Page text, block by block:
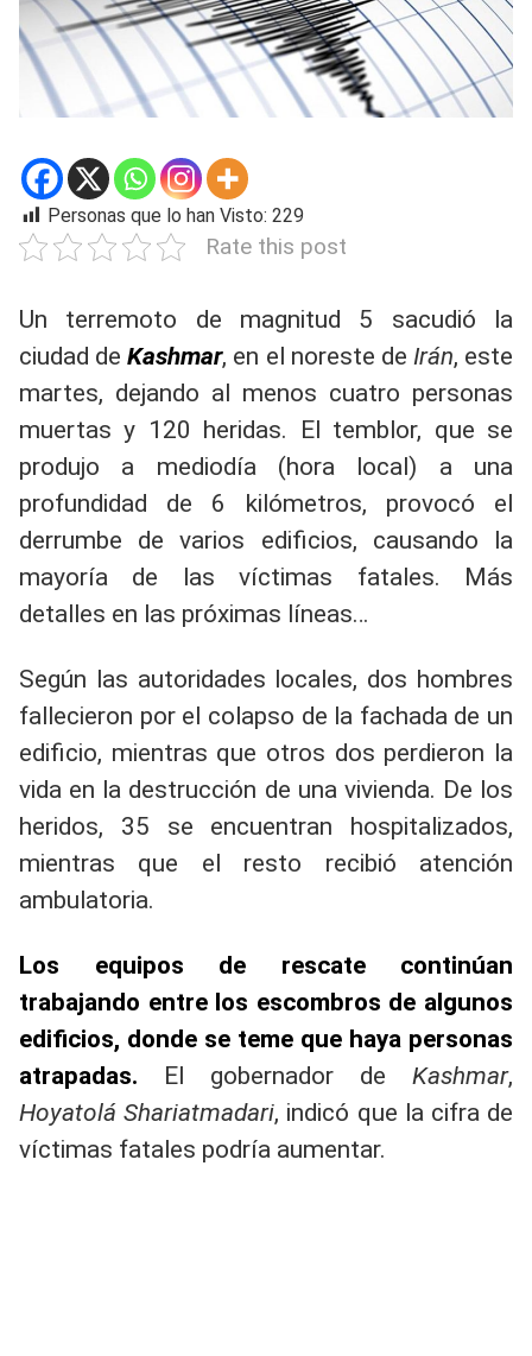
Personas que lo han Visto: 229
Rate this post
Un terremoto de magnitud 5 sacudió la
ciudad deKashmar, en el noreste de Irán, este
martes, dejando al menos cuatro personas
muertas y 120 heridas. El temblor, que se
produjo a mediodía (hora local) a una
profundidad de 6 kilómetros, provocó el
derrumbe de varios edificios, causando la
mayoría de las víctimas fatales. Más
detalles en las próximas líneas…
Según las autoridades locales, dos hombres
fallecieron por el colapso de la fachada de un
edificio, mientras que otros dos perdieron la
vida en la destrucción de una vivienda. De los
heridos, 35 se encuentran hospitalizados,
mientras que el resto recibió atención
ambulatoria.
Los equipos de rescate continúan
trabajando entre los escombros de algunos
edificios, donde se teme que haya personas
atrapadas. El gobernador de Kashmar,
Hoyatolá Shariatmadari, indicó que la cifra de
víctimas fatales podría aumentar.